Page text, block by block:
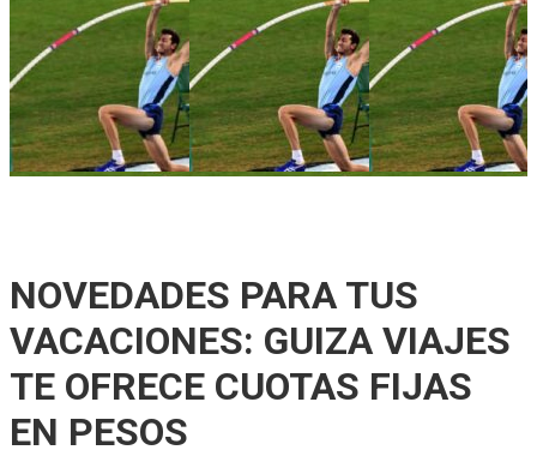
NOVEDADES PARA TUS
VACACIONES: GUIZA VIAJES
TE OFRECE CUOTAS FIJAS
EN PESOS